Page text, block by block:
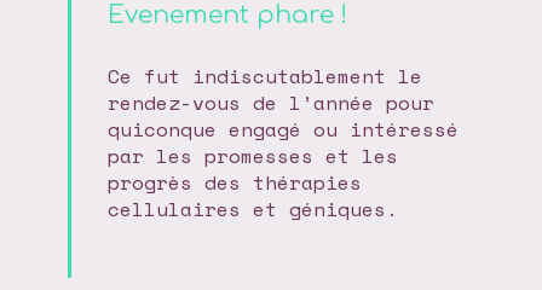
Evenement phare !
Ce fut indiscutablement le
rendez-vous de l’année pour
quiconque engagé ou intéressé
par les promesses et les
progrès des thérapies
cellulaires et géniques.